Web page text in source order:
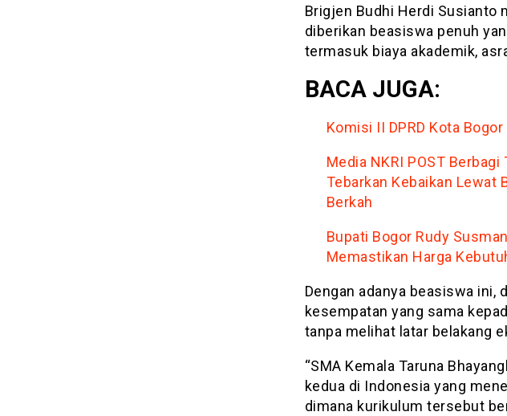
Brigjen Budhi Herdi Susianto
diberikan beasiswa penuh
termasuk biaya akademik,
BACA JUGA:
Komisi II DPRD Kota
Media NKRI POST
Tebarkan Kebaikan Lewat
Berkah
Bupati Bogor Rudy
Memastikan Harga
Dengan adanya beasiswa ini,
kesempatan yang sama
tanpa melihat latar belakang
“SMA Kemala Taruna
kedua di Indonesia yang
dimana kurikulum tersebut